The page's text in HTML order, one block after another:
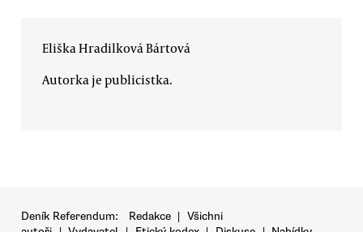
Eliška Hradilková Bártová
Autorka je publicistka.
Deník Referendum: Redakce | Všichni